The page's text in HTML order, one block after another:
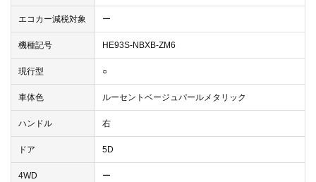
エコカー減税対象 ー
機種記号 HE93S-NBXB-ZM6
現行型 ○
車体色 ルーセントベージュパールメタリック
ハンドル 右
ドア 5D
4WD ー